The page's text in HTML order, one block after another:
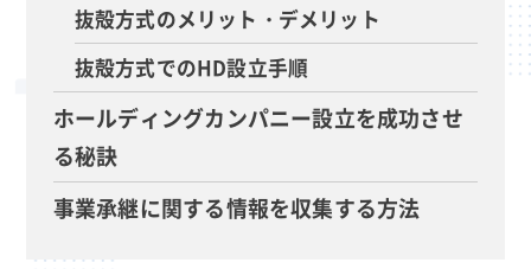
抜殻方式のメリット・デメリット
抜殻方式でのHD設立手順
ホールディングカンパニー設立を成功させ
る秘訣
事業承継に関する情報を収集する方法